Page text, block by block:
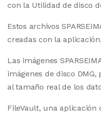
con la Utilidad de disco
Estos archivos
creadas con la aplicación.
Las imágenes
imágenes de disco
al tamaño real de los
FileVault, una aplicación